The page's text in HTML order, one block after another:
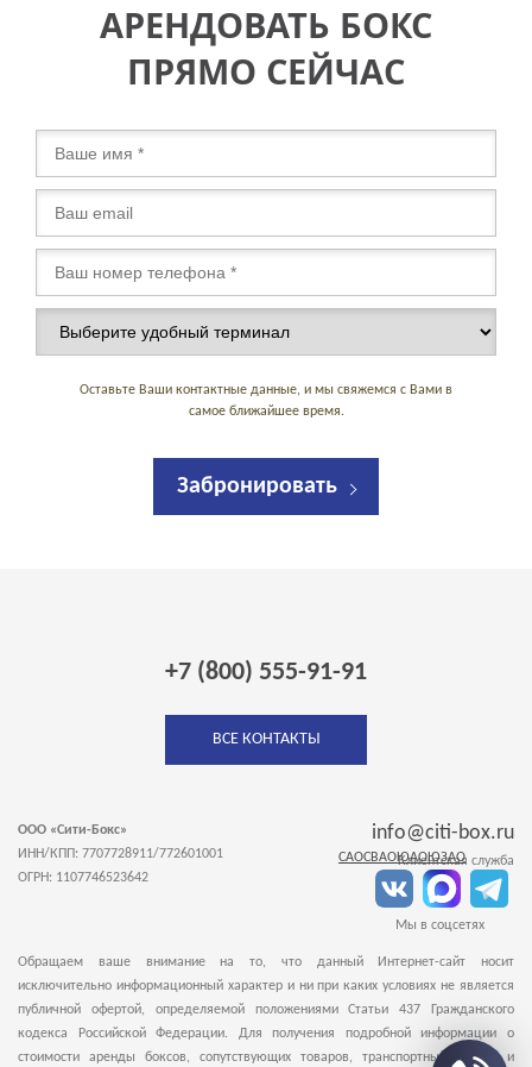
АРЕНДОВАТЬ БОКС
ПРЯМО СЕЙЧАС
Оставьте Ваши контактные данные, и мы свяжемся с Вами в
самое ближайшее время.
Забронировать
+7 (800) 555-91-91
ВСЕ КОНТАКТЫ
ООО «Сити-Бокс»
ИНН/КПП: 7707728911/772601001
ОГРН: 1107746523642
info@citi-box.ru
Клиентская служба
Мы в соцсетях
САОСВАОЮАОЮЗАО
Обращаем ваше внимание на то, что данный Интернет-сайт носит
исключительно информационный характер и ни при каких условиях не является
публичной офертой, определяемой положениями Статьи 437 Гражданского
кодекса Российской Федерации. Для получения подробной информации о
стоимости аренды боксов, сопутствующих товаров, транспортных услугах и